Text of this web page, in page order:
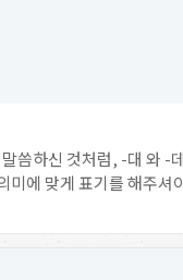
씀하신 것처럼, -대 와
미에 맞게 표기를 해주셔